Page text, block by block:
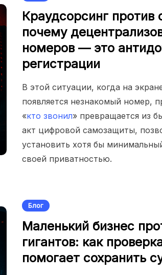
Краудсорсинг против
почему
номеров — это
регистрации
В этой ситуации, когда на
появляется незнакомый номер,
«кто звонил» превращается из
акт цифровой самозащиты,
установить хотя бы
своей приватностью.
Блог
Маленький бизнес
гигантов: как
помогает сохранить